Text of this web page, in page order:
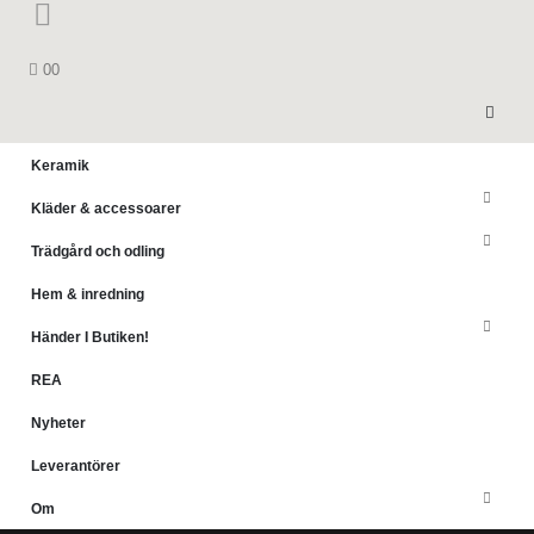
00
Keramik
Kläder & accessoarer
Trädgård och odling
Hem & inredning
Händer I Butiken!
REA
Nyheter
Leverantörer
Om